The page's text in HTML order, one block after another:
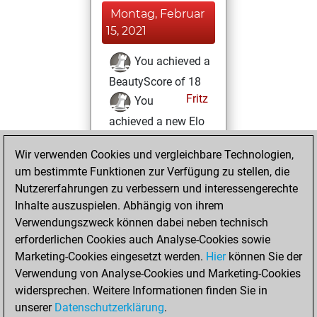
Montag, Februar
15, 2021
You achieved a
BeautyScore of 18
Fritz
You
achieved a new Elo
of 1567
Donnerstag,
Februar 4, 2021
You won
against Fritz
Fritz
Sonntag, Januar
31, 2021
You created
Wir verwenden Cookies und vergleichbare Technologien,
um bestimmte Funktionen zur Verfügung zu stellen, die
Nutzererfahrungen zu verbessern und interessengerechte
Inhalte auszuspielen. Abhängig von ihrem
Verwendungszweck können dabei neben technisch
erforderlichen Cookies auch Analyse-Cookies sowie
Marketing-Cookies eingesetzt werden. Hierkönnen Sie der
Verwendung von Analyse-Cookies und Marketing-Cookies
widersprechen. Weitere Informationen finden Sie in
unserer Datenschutzerklärung.